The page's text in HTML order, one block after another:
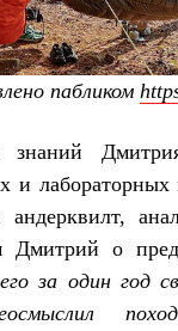
пабликом
знаний
и
андерквилт,
Дмитрий о
за один год